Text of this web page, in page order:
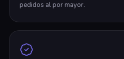
pedidos al por mayor.